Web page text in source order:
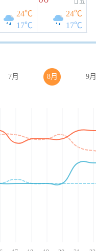
24℃
17℃
廿五
24℃
17℃
7月 8月 9月